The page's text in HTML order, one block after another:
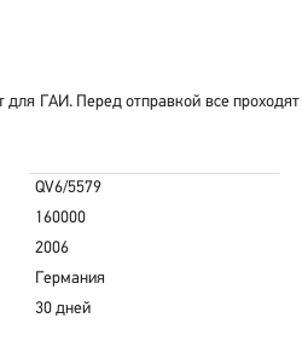
ГАИ. Перед отправкой все проходят
QV6/5579
160000
2006
Германия
30 дней